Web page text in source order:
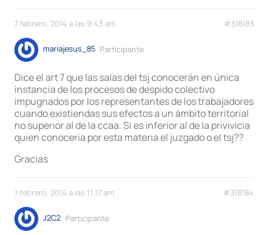
7 febrero, 2014 a las 9:43 am #318183
mariajesus_85 Participante
Dice el art 7 que las salas del tsj conocerán en única
instancia de los procesos de despido colectivo
impugnados por los representantes de los trabajadores
cuando existiendas sus efectos a un ámbito territorial
no superior al de la ccaa. Si es inferior al de la privivicia
quien conoceria por esta materia el juzgado o el tsj??
Gracias
7 febrero, 2014 a las 11:17 am #318184
J2C2 Participante